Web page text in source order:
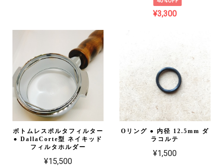
¥3,300
ボトムレスポルタフィルター
● DallaCorte型 ネイキッド
フィルタホルダー
¥15,500
Oリング ● 内径 12.5mm ダ
ラコルテ
¥1,500